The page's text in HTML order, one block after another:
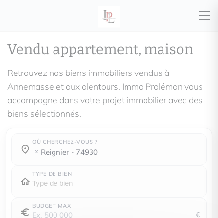
Vendu appartement, maison
Retrouvez nos biens immobiliers vendus à
Annemasse et aux alentours. Immo Proléman vous
accompagne dans votre projet immobilier avec des
biens sélectionnés.
OÙ CHERCHEZ-VOUS ?
Où cherchez-vous ?
reignier - 74930
Où cherchez-vous ?
TYPE DE BIEN
BUDGET MAX
€